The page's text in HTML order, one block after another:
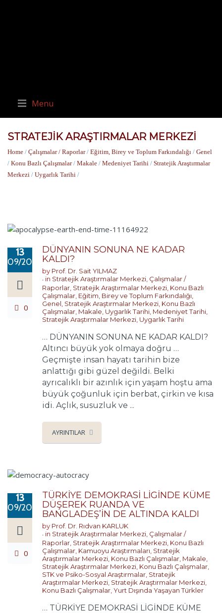
Menu
STRATEJIK ARAŞTIRMALAR MERKEZI
Home / Çalışmalar / Raporlar/ Eğitim, Birey ve Toplum Farkındalığı / Genel
/ Konu Bazlı Çalışmalar/ Makale / Medeniyet Tarihi / Stratejik Araştırmalar
Merkezi / Uygarlık Tarihi /
13
09/2022
0
DÜNYANIN SONUNA NE KADAR
KALDI?
by Prof. Dr. Sait YILMAZ
in Stratejik Araştırmalar Merkezi, Çalışmalar /
Raporlar, Stratejik Araştırmalar Merkezi, Konu Bazlı
Çalışmalar, Eğitim, Birey ve Toplum Farkındalığı,
Genel, Stratejik Araştırmalar Merkezi, Konu Bazlı
Çalışmalar, Makale, Uygarlık Tarihi, Medeniyet Tarihi,
Stratejik Araştırmalar Merkezi, Uygarlık Tarihi
… DÜNYANIN SONUNA NE KADAR KALDI?
Altıncı büyük yok olmaya doğru …
Geçmişte insan hayatı tarihin bize
anlattığı gibi güzel değildi. Belki
ayrıcalıklı bir azınlık için yaşam hoştu ama
büyük çoğunluk için berbat, çirkin ve kısa
idi. Açlık, susuzluk ve ...
AYRINTILAR
13
09/2022
0
TÜRKİYE DEMOKRASİ LİGİNDE KÜME
DÜŞEREK RUANDA VE
BANGLADEŞ’İN DE ALTINDA KALDI
by Prof. Dr. Rıdvan KARLUK
in Stratejik Araştırmalar Merkezi Çalışmalar /
Raporlar Stratejik Araştırmalar Merkezi Konu Bazlı
Çalışmalar Kamuoyu Araştırmaları Stratejik
Araştırmalar Merkezi Konu Bazlı Çalışmalar Makale
Stratejik Araştırmalar Merkezi Konu Bazlı Çalışmalar
STK ve Psiko-Sosyal Araştırmalar Stratejik
Araştırmalar Merkezi Stratejik Araştırmalar Merkezi
Konu Bazlı Çalışmalar Yurt Dışında Yaşayan Türkler
… TÜRKİYE DEMOKRASİ LİGİNDE KÜME